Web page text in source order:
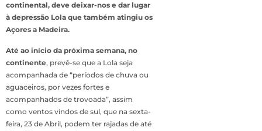
continental, deve deixar-nos e dar lugar
à depressão Lola que também atingiu os
Açores a Madeira.
Até ao início da próxima semana, no
continente, prevê-se que a Lola seja
acompanhada de “períodos de chuva ou
aguaceiros, por vezes fortes e
acompanhados de trovoada”, assim
como ventos vindos de sul, que na sexta-
feira, 23 de Abril, podem ter rajadas de até